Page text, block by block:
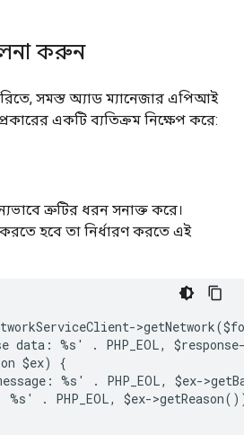
করুন
সমস্ত অ্যাড ম্যানেজার এপিআই
একটি ব্যতিক্রম নিক্ষেপ করে:
ত্রুটির ধরন সনাক্ত করে।
হবে তা নির্ধারণ করতে এই
data: %s' . PHP_EOL,
$ex) {
%s' . PHP_EOL, $ex-
%s' . PHP_EOL, $ex-